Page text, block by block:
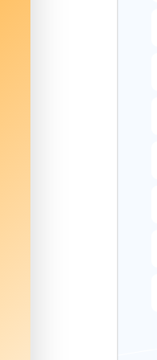
زبانی و رشد فکری
سوالات متداول درباره
چگونه مهد کودک
شهریه مهد کودک در
آیا مهد کودک با
سن مناسب